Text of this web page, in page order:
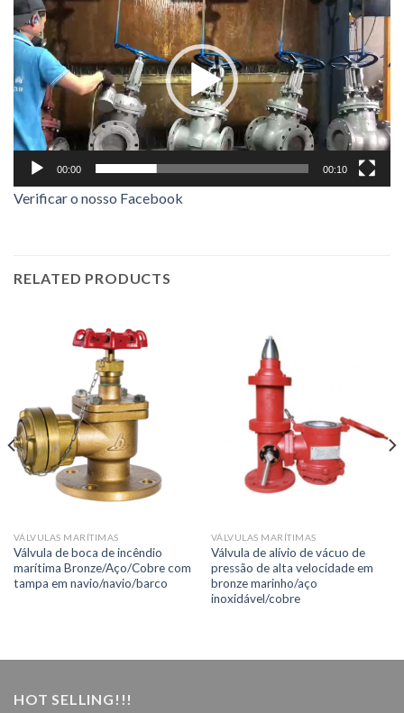
Player
00:00 00:10
Verificar o nosso Facebook
RELATED PRODUCTS
VÁLVULAS MARÍTIMAS
Válvula de boca de incêndio
marítima Bronze/Aço/Cobre com
tampa em navio/navio/barco
VÁLVULAS MARÍTIMAS
Válvula de alívio de vácuo de
pressão de alta velocidade em
bronze marinho/aço
inoxidável/cobre
HOT SELLING!!!